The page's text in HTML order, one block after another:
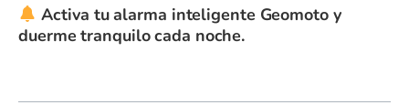
Activa tu alarma inteligente Geomoto y
duerme tranquilo cada noche.